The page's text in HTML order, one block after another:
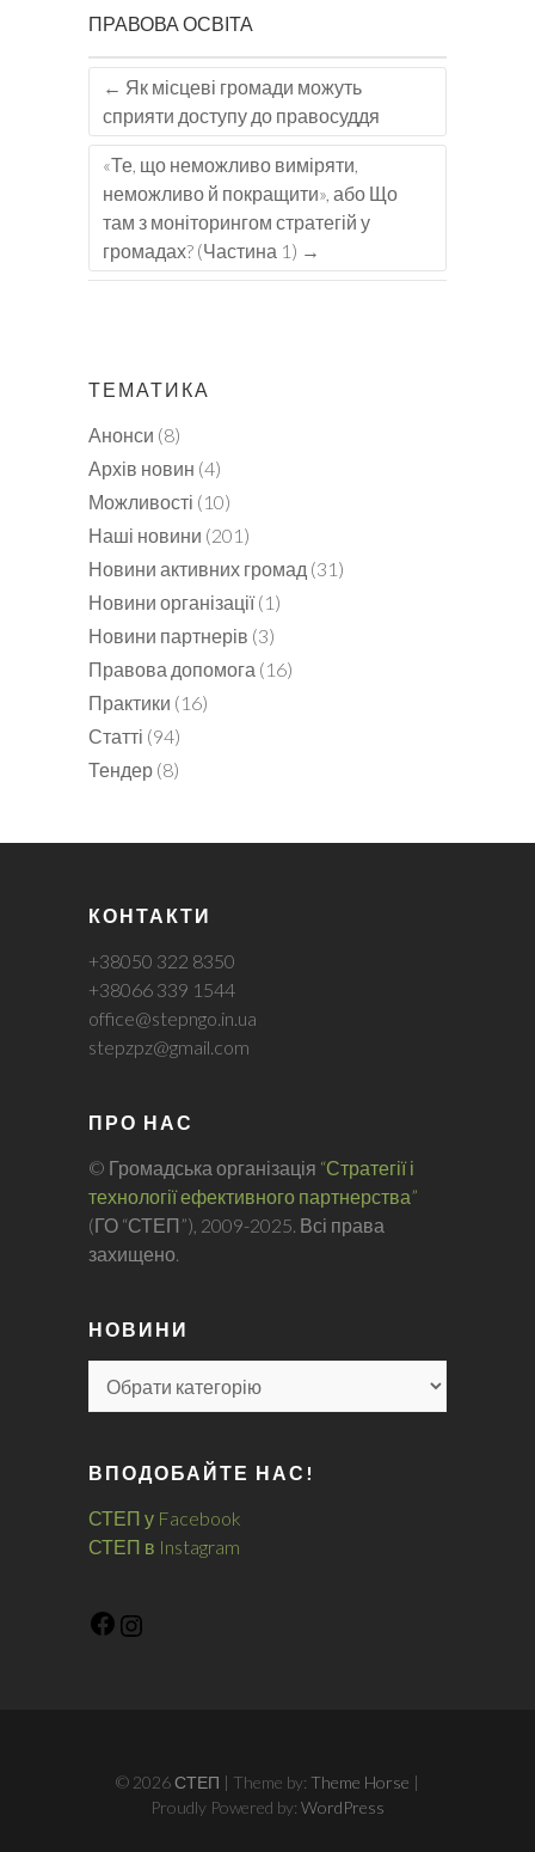
ПРАВОВА ОСВІТА
← Як місцеві громади можуть
сприяти доступу до правосуддя
«Те, що неможливо виміряти,
неможливо й покращити», або Що
там з моніторингом стратегій у
громадах? (Частина 1) →
ТЕМАТИКА
Анонси (8)
Архів новин (4)
Можливості (10)
Наші новини (201)
Новини активних громад (31)
Новини організації(1)
Новини партнерів (3)
Правова допомога (16)
Практики (16)
Статті (94)
Тендер (8)
КОНТАКТИ
+38050 322 8350
+38066 339 1544
office@stepngo.in.ua
stepzpz@gmail.com
ПРО НАС
© Громадська організація “Стратегії і
технології ефективного партнерства”
(ГО “СТЕП”), 2009-2025. Всі права
захищено.
НОВИНИ
ВПОДОБАЙТЕ НАС!
СТЕП у Facebook
СТЕП в Instagram
© 2026СТЕП | Theme by: Theme Horse |
Proudly Powered by: WordPress